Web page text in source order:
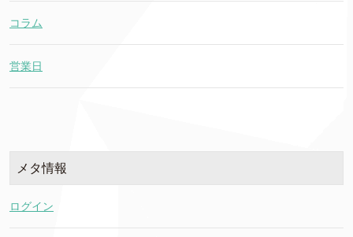
コラム
営業日
メタ情報
ログイン